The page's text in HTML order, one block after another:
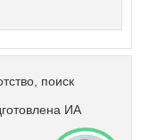
поиск
ИА